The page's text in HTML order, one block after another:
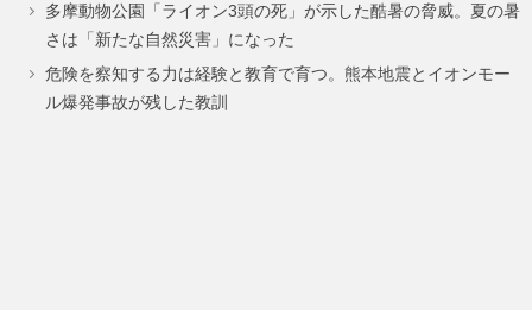
ー
ジ
ー
ジ
多摩動物公園「ライオン3頭の死」が示した酷暑の脅威。夏の暑
さは「新たな自然災害」になった
危険を察知する力は経験と教育で育つ。熊本地震とイオンモー
ル爆発事故が残した教訓